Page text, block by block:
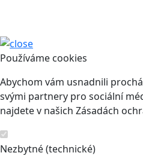
Používáme cookies
Abychom vám usnadnili
svými partnery pro sociální
najdete v našich Zásadách
Nezbytné (technické)